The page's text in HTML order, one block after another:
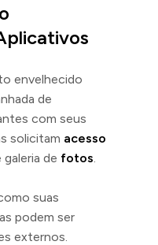
envelhecido
de
com seus
solicitam acesso
galeria de fotos.
suas
podem ser
externos.